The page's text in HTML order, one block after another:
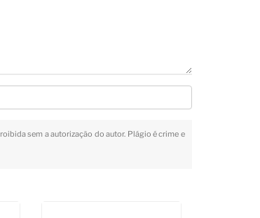
sem a autorização do autor. Plágio é crime e